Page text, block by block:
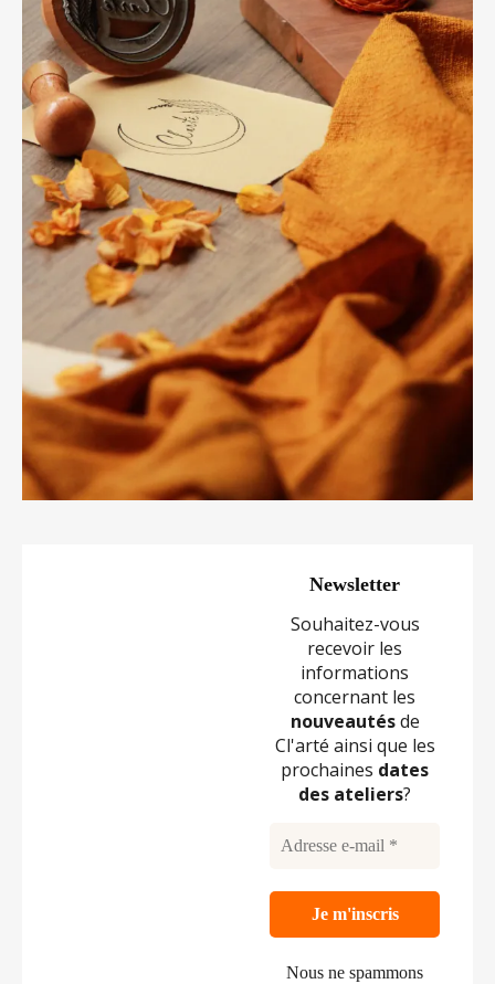
Newsletter
Souhaitez-vous
recevoir les
informations
concernant les
nouveautésde
Cl'arté ainsi que les
prochaines dates
des ateliers?
Nous ne spammons